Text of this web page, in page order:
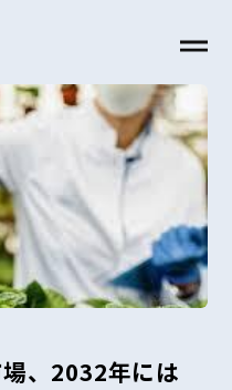
、2032年には